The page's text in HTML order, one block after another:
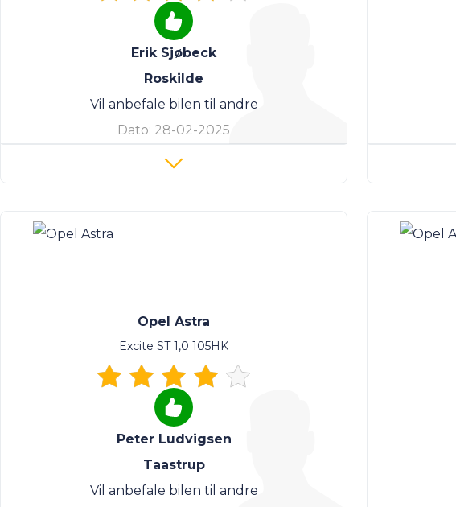
Erik Sjøbeck
Roskilde
Vil anbefale bilen til andre
Dato: 28-02-2025
Opel Astra
Excite ST 1,0 105HK
Peter Ludvigsen
Taastrup
Vil anbefale bilen til andre